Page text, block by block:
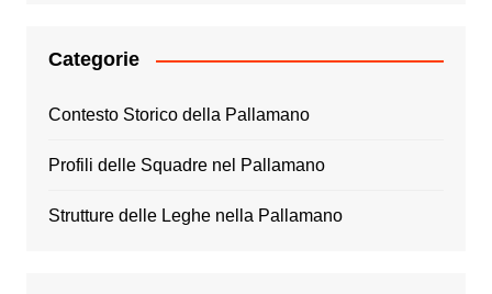
Categorie
Contesto Storico della Pallamano
Profili delle Squadre nel Pallamano
Strutture delle Leghe nella Pallamano